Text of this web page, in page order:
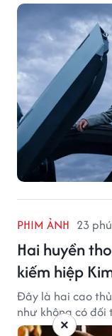
PHIM ẢNH 23
Hai huyền
kiếm hiệp
Đây là hai cao
như không có đối
×